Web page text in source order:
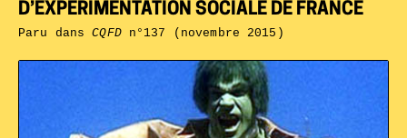
D’EXPÉRIMENTATION SOCIALE DE FRANCE
Paru dansCQFDn°137 (novembre 2015)